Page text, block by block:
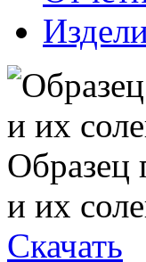
Образец
и их
Скачать